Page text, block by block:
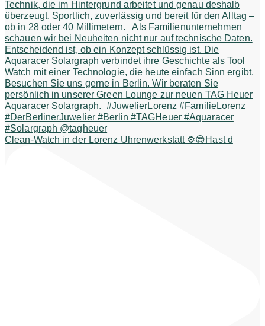
Clean-Watch in der Lorenz Uhrenwerkstatt ⚙️😎Hast d